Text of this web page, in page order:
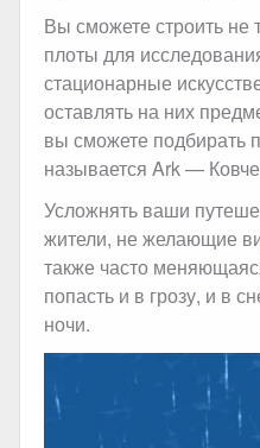
Вы сможете строить не
плоты для
стационарные
оставлять на них
вы сможете подбирать
называется Ark —
Усложнять ваши
жители, не желающие
также часто
попасть и в грозу, и в
ночи.